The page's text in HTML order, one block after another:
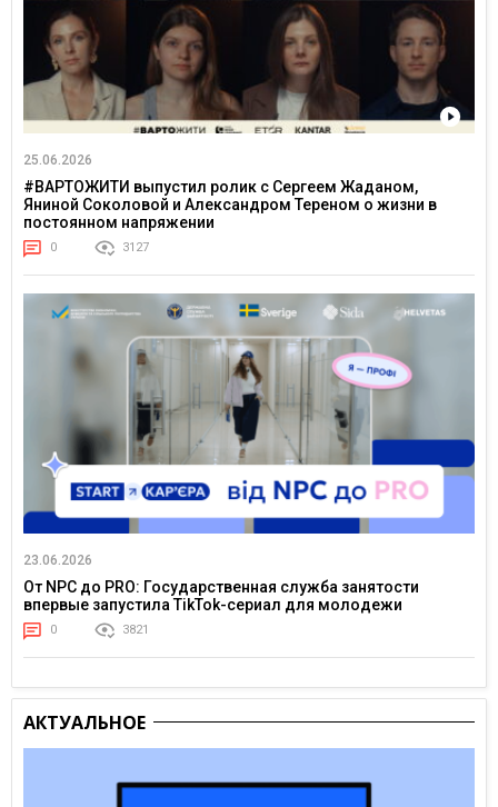
25.06.2026
#ВАРТОЖИТИ выпустил ролик с Сергеем Жаданом,
Яниной Соколовой и Александром Тереном о жизни в
постоянном напряжении
0 3127
23.06.2026
От NPC до PRO: Государственная служба занятости
впервые запустила TikTok-сериал для молодежи
0 3821
АКТУАЛЬНОЕ